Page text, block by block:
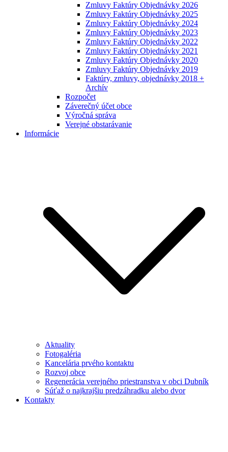
Zmluvy Faktúry Objednávky 2026
Zmluvy Faktúry Objednávky 2025
Zmluvy Faktúry Objednávky 2024
Zmluvy Faktúry Objednávky 2023
Zmluvy Faktúry Objednávky 2022
Zmluvy Faktúry Objednávky 2021
Zmluvy Faktúry Objednávky 2020
Zmluvy Faktúry Objednávky 2019
Faktúry, zmluvy, objednávky 2018 +
Archív
Rozpočet
Záverečný účet obce
Výročná správa
Verejné obstarávanie
Informácie
Aktuality
Fotogaléria
Kancelária prvého kontaktu
Rozvoj obce
Regenerácia verejného priestranstva v obci Dubník
Súťaž o najkrajšiu predzáhradku alebo dvor
Kontakty